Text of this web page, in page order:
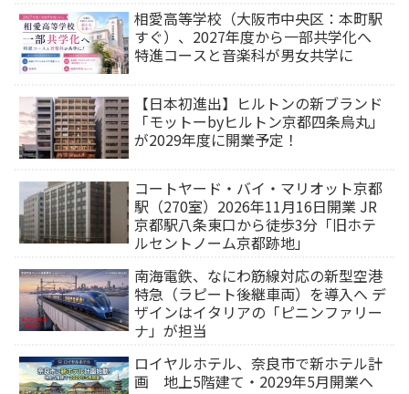
相愛高等学校（大阪市中央区：本町駅
すぐ）、2027年度から一部共学化へ
特進コースと音楽科が男女共学に
【日本初進出】ヒルトンの新ブランド
「モットーbyヒルトン京都四条烏丸」
が2029年度に開業予定！
コートヤード・バイ・マリオット京都
駅（270室）2026年11月16日開業 JR
京都駅八条東口から徒歩3分「旧ホテ
ルセントノーム京都跡地」
南海電鉄、なにわ筋線対応の新型空港
特急（ラピート後継車両）を導入へ デ
ザインはイタリアの「ピニンファリー
ナ」が担当
ロイヤルホテル、奈良市で新ホテル計
画 地上5階建て・2029年5月開業へ